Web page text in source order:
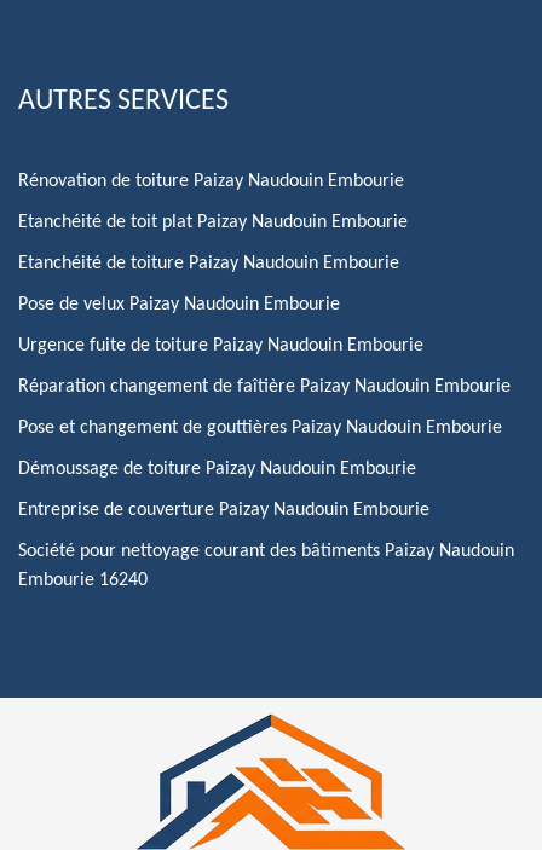
AUTRES SERVICES
Rénovation de toiture Paizay Naudouin Embourie
Etanchéité de toit plat Paizay Naudouin Embourie
Etanchéité de toiture Paizay Naudouin Embourie
Pose de velux Paizay Naudouin Embourie
Urgence fuite de toiture Paizay Naudouin Embourie
Réparation changement de faîtière Paizay Naudouin Embourie
Pose et changement de gouttières Paizay Naudouin Embourie
Démoussage de toiture Paizay Naudouin Embourie
Entreprise de couverture Paizay Naudouin Embourie
Société pour nettoyage courant des bâtiments Paizay Naudouin
Embourie 16240